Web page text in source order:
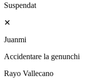
Suspendat
✕
Juanmi
Accidentare la genunchi
Rayo Vallecano